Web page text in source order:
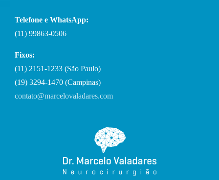
Telefone e WhatsApp:
(11) 99863-0506
Fixos:
(11) 2151-1233 (São Paulo)
(19) 3294-1470 (Campinas)
contato@marcelovaladares.com